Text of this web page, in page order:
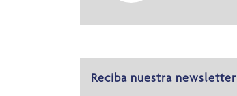
Reciba nuestra newsletter